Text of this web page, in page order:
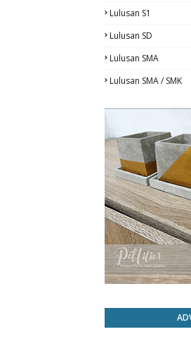
Lulusan S1
Lulusan SD
Lulusan SMA
Lulusan SMA / SMK